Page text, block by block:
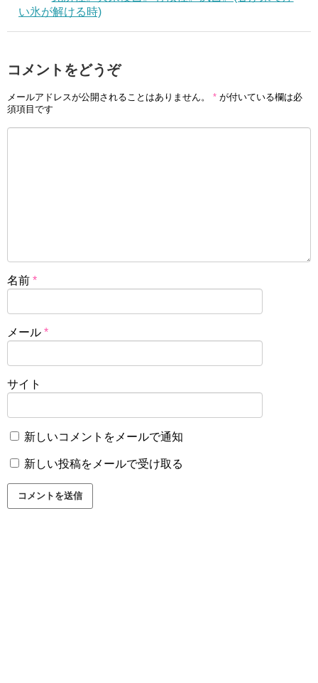
い氷が解ける時)
コメントをどうぞ
メールアドレスが公開されることはありません。 * が付いている欄は必
須項目です
名前 *
メール *
サイト
新しいコメントをメールで通知
新しい投稿をメールで受け取る